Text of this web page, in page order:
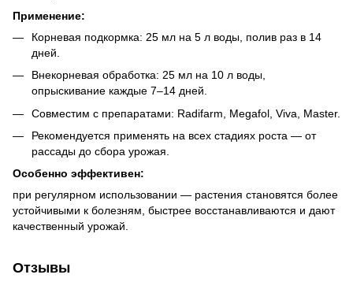
Применение:
Корневая подкормка: 25 мл на 5 л воды, полив раз в 14
дней.
Внекорневая обработка: 25 мл на 10 л воды,
опрыскивание каждые 7–14 дней.
Совместим с препаратами: Radifarm, Megafol, Viva, Master.
Рекомендуется применять на всех стадиях роста — от
рассады до сбора урожая.
Особенно эффективен:
при регулярном использовании — растения становятся более
устойчивыми к болезням, быстрее восстанавливаются и дают
качественный урожай.
Отзывы